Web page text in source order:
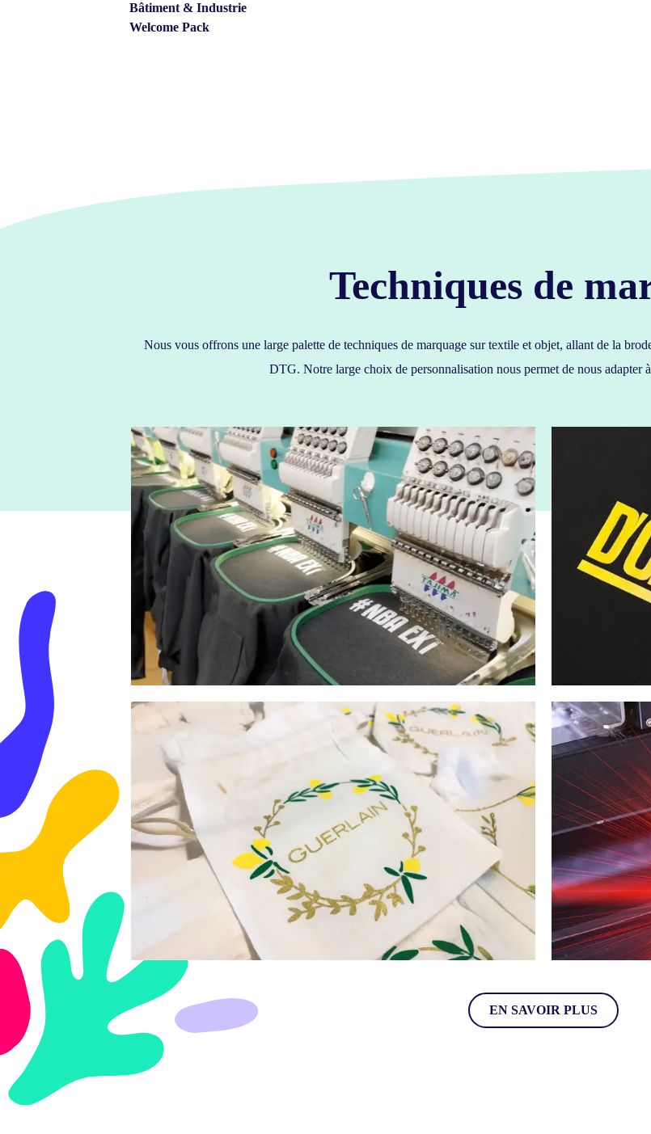
Bâtiment & Industrie
Welcome Pack
Techniques de
Nous vous offrons une large palette de techniques de marquage sur textile et objet, allant de la
DTG. Notre large choix de personnalisation nous permet de nous adapter
BRODERIE IMPRESSION
FLOCAGE & FLEX GRAVURE
EN SAVOIR PLUS